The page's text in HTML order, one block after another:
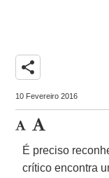
share
10 Fevereiro 2016
É preciso
crítico encontra